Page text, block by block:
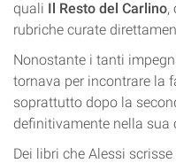
quali Il Resto del Carlino,
rubriche curate
Nonostante i tanti
tornava per incontrare la
soprattutto dopo la
definitivamente nella sua
Dei libri che Alessi